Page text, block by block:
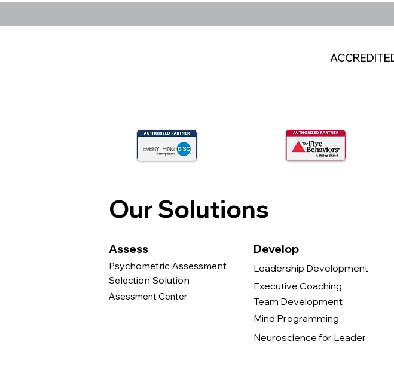
Our Solutions
Assess
Psychometric Assessment
Selection Solution
Asessment Center
Develop
Leadership Development
Executive Coaching
Team Development
Mind Programming
Neuroscience for Leader